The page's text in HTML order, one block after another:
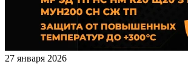
27 января 2026